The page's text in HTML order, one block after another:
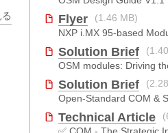
Flyer
(1.46 MB)
Solution Brief
Solution Brief
Technical Article